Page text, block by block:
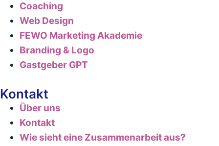
Coaching
Web Design
FEWO Marketing Akademie
Branding & Logo
Gastgeber GPT
Kontakt
Über uns
Kontakt
Wie sieht eine Zusammenarbeit aus?